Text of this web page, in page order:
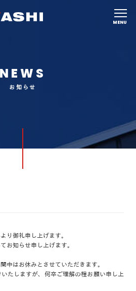
MENU
NEWS
お知らせ
り御礼申し上げます。
お知らせ申し上げます。
中はお休みとさせていただきます。
たしますが、何卒ご理解の程お願い申し上